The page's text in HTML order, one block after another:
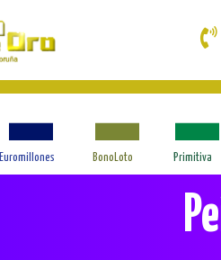
Euromillones BonoLoto Primitiva